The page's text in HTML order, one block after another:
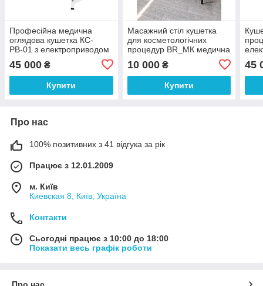
Професійна медична
оглядова кушетка КС-
РВ-01 з електроприводом
45 000 ₴
Купити
Масажний стіл кушетка
для косметологічних
процедур BR_MК медична
10 000₴
Купити
45
Про нас
100% позитивних з 41 відгука за рік
Працює з 12.01.2009
м. Київ
Киевская 8, Київ, Україна
Контакти
Сьогодні працює з 10:00 до 18:00
Показати весь графік роботи
Про нас